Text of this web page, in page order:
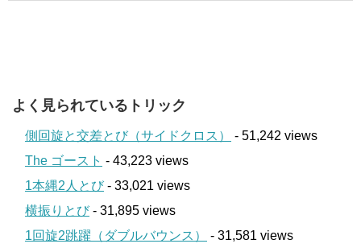
よく見られているトリック
側回旋と交差とび（サイドクロス）
- 51,242 views
The ゴースト - 43,223 views
1本縄2人とび- 33,021 views
横振りとび- 31,895 views
1回旋2跳躍（ダブルバウンス）
- 31,581 views